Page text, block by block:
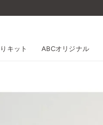
キット
ABCオリジナル